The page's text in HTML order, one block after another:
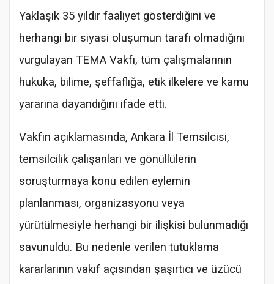
Yaklaşık 35 yıldır faaliyet gösterdiğini ve
herhangi bir siyasi oluşumun tarafı olmadığını
vurgulayan TEMA Vakfı, tüm çalışmalarının
hukuka, bilime, şeffaflığa, etik ilkelere ve kamu
yararına dayandığını ifade etti.
Vakfın açıklamasında, Ankara İl Temsilcisi,
temsilcilik çalışanları ve gönüllülerin
soruşturmaya konu edilen eylemin
planlanması, organizasyonu veya
yürütülmesiyle herhangi bir ilişkisi bulunmadığı
savunuldu. Bu nedenle verilen tutuklama
kararlarının vakıf açısından şaşırtıcı ve üzücü